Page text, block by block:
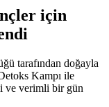
için
tarafından doğayla
Kampı ile
ve verimli bir gün